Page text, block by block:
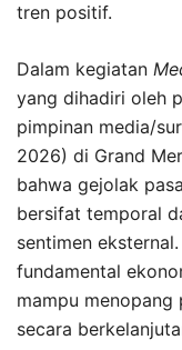
tren positif.
Dalam kegiatan
yang dihadiri oleh
pimpinan media/
2026) di Grand
bahwa gejolak
bersifat temporal
sentimen
fundamental
mampu menopang
secara